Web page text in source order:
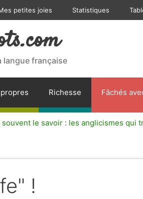
petites joies Statistiques
langue française
Richesse Fâchés
le savoir : les anglicismes
!